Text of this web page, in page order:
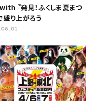
『発見！ふくしま夏まつ
で盛り上がろう